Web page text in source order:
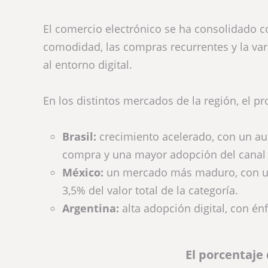
El comercio electrónico se ha consolidado
comodidad, las compras recurrentes y la
al entorno digital.
En los distintos mercados de la región, el
Brasil: crecimiento acelerado, con un
compra y una mayor adopción del
México: un mercado más maduro, con
3,5% del valor total de la categoría.
Argentina: alta adopción digital, con
El